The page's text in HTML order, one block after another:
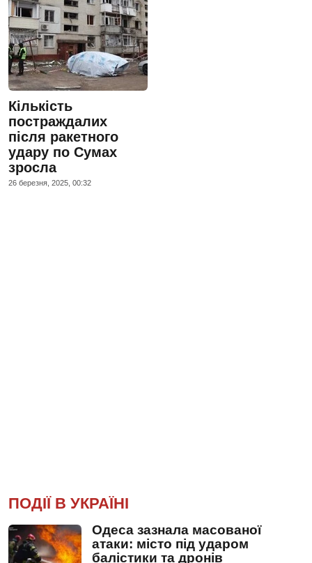
Кількість
постраждалих
після ракетного
удару по Сумах
зросла
26 березня, 2025, 00:32
ПОДІЇ В УКРАЇНІ
Одеса зазнала масованої
атаки: місто під ударом
балістики та дронів